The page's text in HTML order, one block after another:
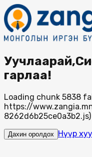
гарлаа!
Loading chunk 5838
https://
8262d6b25ce0a3b2.js)
Дахин оролдох Нүүр